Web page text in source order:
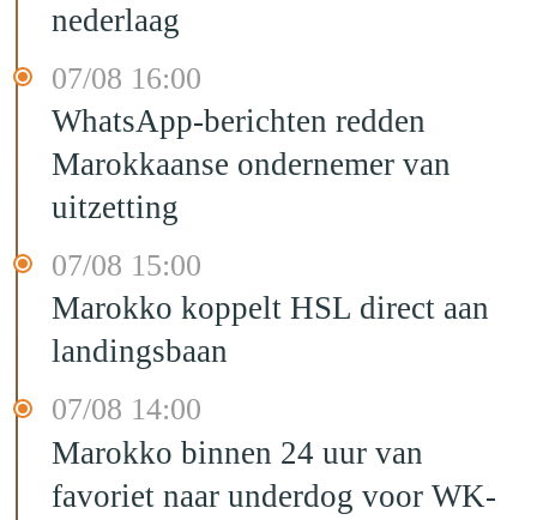
nederlaag
07/08 16:00
WhatsApp-berichten redden
Marokkaanse ondernemer van
uitzetting
07/08 15:00
Marokko koppelt HSL direct aan
landingsbaan
07/08 14:00
Marokko binnen 24 uur van
favoriet naar underdog voor WK-